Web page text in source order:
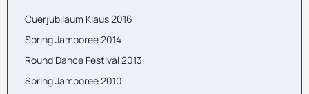
Cuerjubiläum Klaus 2016
Spring Jamboree 2014
Round Dance Festival 2013
Spring Jamboree 2010